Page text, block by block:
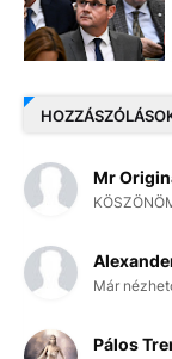
Mr
Már
Pálos